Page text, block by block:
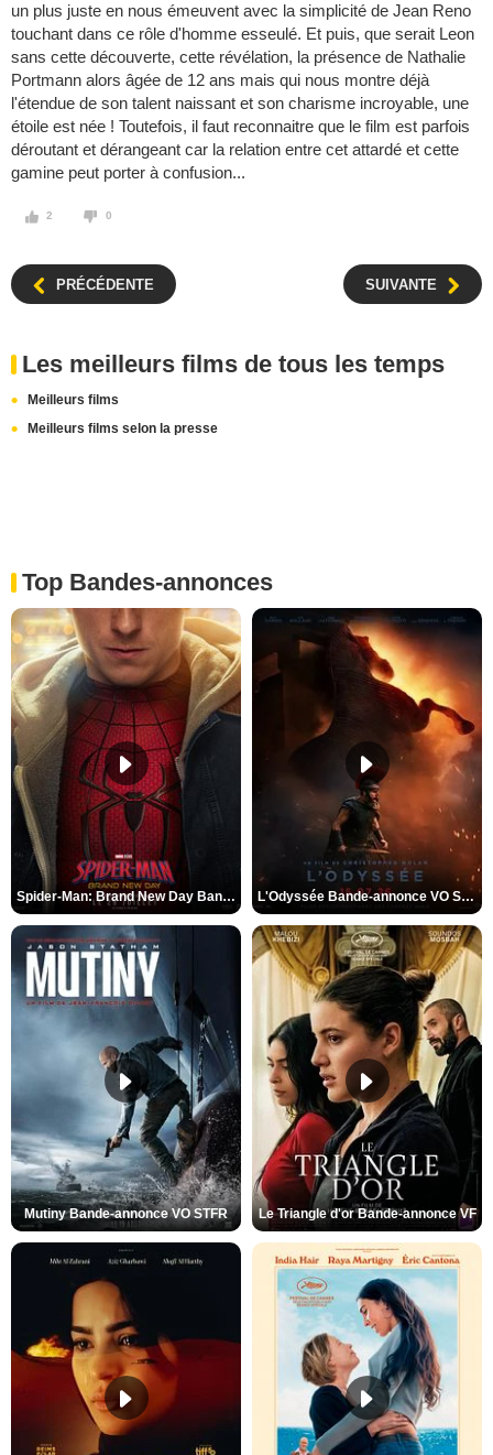
un plus juste en nous émeuvent avec la simplicité de Jean Reno
touchant dans ce rôle d'homme esseulé. Et puis, que serait Leon
sans cette découverte, cette révélation, la présence de Nathalie
Portmann alors âgée de 12 ans mais qui nous montre déjà
l'étendue de son talent naissant et son charisme incroyable, une
étoile est née ! Toutefois, il faut reconnaitre que le film est parfois
déroutant et dérangeant car la relation entre cet attardé et cette
gamine peut porter à confusion...
2 0
PRÉCÉDENTE SUIVANTE
Les meilleurs films de tous les temps
Meilleurs films
Meilleurs films selon la presse
Top Bandes-annonces
Spider-Man: Brand New Day Bande-annonce VO STFR L'Odyssée Bande-annonce VO STFR
Mutiny Bande-annonce VO STFR Le Triangle d'or Bande-annonce VF